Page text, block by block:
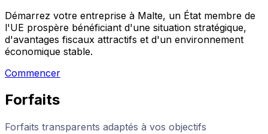
Démarrez votre entreprise à Malte, un État membre de
l'UE prospère bénéficiant d'une situation stratégique,
d'avantages fiscaux attractifs et d'un environnement
économique stable.
Commencer
Forfaits
Forfaits transparents adaptés à vos objectifs